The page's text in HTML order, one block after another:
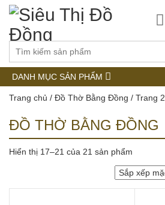
DANH MỤC SẢN PHẨM
Trang chủ / Đồ Thờ Bằng Đồng / Trang 2
ĐỒ THỜ BẰNG ĐỒNG
Hiển thị 17–21 của 21 sản phẩm